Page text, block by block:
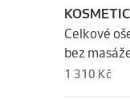
Celkové
bez
1 310 Kč